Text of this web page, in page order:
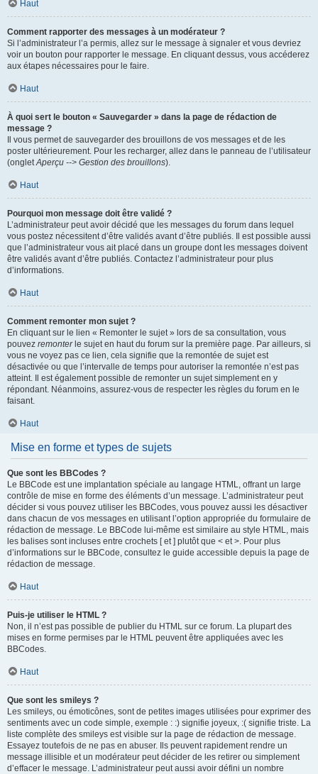
Haut
Comment rapporter des messages à un modérateur ?
Si l’administrateur l’a permis, allez sur le message à signaler et vous devriez
voir un bouton pour rapporter le message. En cliquant dessus, vous accéderez
aux étapes nécessaires pour le faire.
Haut
À quoi sert le bouton « Sauvegarder » dans la page de rédaction de
message ?
Il vous permet de sauvegarder des brouillons de vos messages et de les
poster ultérieurement. Pour les recharger, allez dans le panneau de l’utilisateur
(ongletAperçu --> Gestion des brouillons).
Haut
Pourquoi mon message doit être validé ?
L’administrateur peut avoir décidé que les messages du forum dans lequel
vous postez nécessitent d’être validés avant d’être publiés. Il est possible aussi
que l’administrateur vous ait placé dans un groupe dont les messages doivent
être validés avant d’être publiés. Contactez l’administrateur pour plus
d’informations.
Haut
Comment remonter mon sujet ?
En cliquant sur le lien « Remonter le sujet » lors de sa consultation, vous
pouvez remonterle sujet en haut du forum sur la première page. Par ailleurs, si
vous ne voyez pas ce lien, cela signifie que la remontée de sujet est
désactivée ou que l’intervalle de temps pour autoriser la remontée n’est pas
atteint. Il est également possible de remonter un sujet simplement en y
répondant. Néanmoins, assurez-vous de respecter les règles du forum en le
faisant.
Haut
Mise en forme et types de sujets
Que sont les BBCodes ?
Le BBCode est une implantation spéciale au langage HTML, offrant un large
contrôle de mise en forme des éléments d’un message. L’administrateur peut
décider si vous pouvez utiliser les BBCodes, vous pouvez aussi les désactiver
dans chacun de vos messages en utilisant l’option appropriée du formulaire de
rédaction de message. Le BBCode lui-même est similaire au style HTML, mais
les balises sont incluses entre crochets [ et ] plutôt que < et >. Pour plus
d’informations sur le BBCode, consultez le guide accessible depuis la page de
rédaction de message.
Haut
Puis-je utiliser le HTML ?
Non, il n’est pas possible de publier du HTML sur ce forum. La plupart des
mises en forme permises par le HTML peuvent être appliquées avec les
BBCodes.
Haut
Que sont les smileys ?
Les smileys, ou émoticônes, sont de petites images utilisées pour exprimer des
sentiments avec un code simple, exemple : :) signifie joyeux, :( signifie triste. La
liste complète des smileys est visible sur la page de rédaction de message.
Essayez toutefois de ne pas en abuser. Ils peuvent rapidement rendre un
message illisible et un modérateur peut décider de les retirer ou simplement
d’effacer le message. L’administrateur peut aussi avoir défini un nombre